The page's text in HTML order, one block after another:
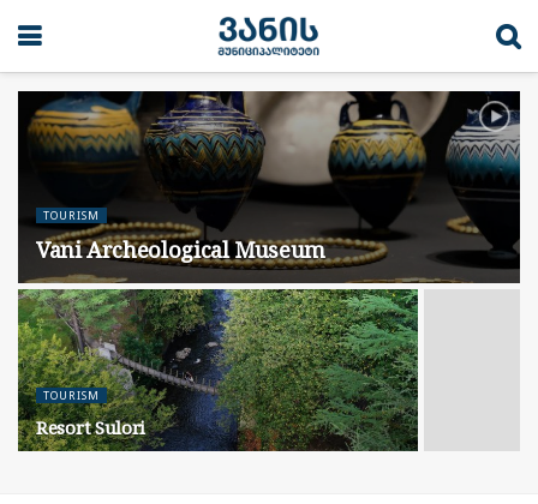
TOURISM
Vani Archeological Museum
TOURISM
Resort Sulori